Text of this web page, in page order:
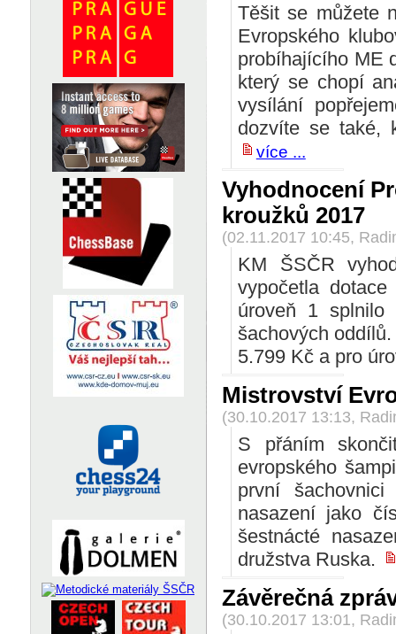
Těšit se můžete
Evropského
probíhajícího ME
který se chopí
vysílání
dozvíte se také,
více ...
Vyhodnocení
kroužků 2017
(02.11.2017 10:45,
KM ŠSČR
vypočetla
úroveň 1
šachových
5.799 Kč a pro
Mistrovství
(30.10.2017 13:13,
S přáním
evropského
první
nasazení jako
šestnácté
družstva Ruska.
Závěrečná
(30.10.2017 13:01,